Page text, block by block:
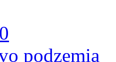
podzemia